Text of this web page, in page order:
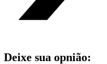
Deixe sua opnião: